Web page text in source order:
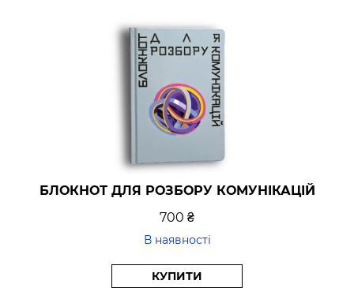
БЛОКНОТ ДЛЯ РОЗБОРУ КОМУНІКАЦІЙ
700 ₴
В наявності
КУПИТИ